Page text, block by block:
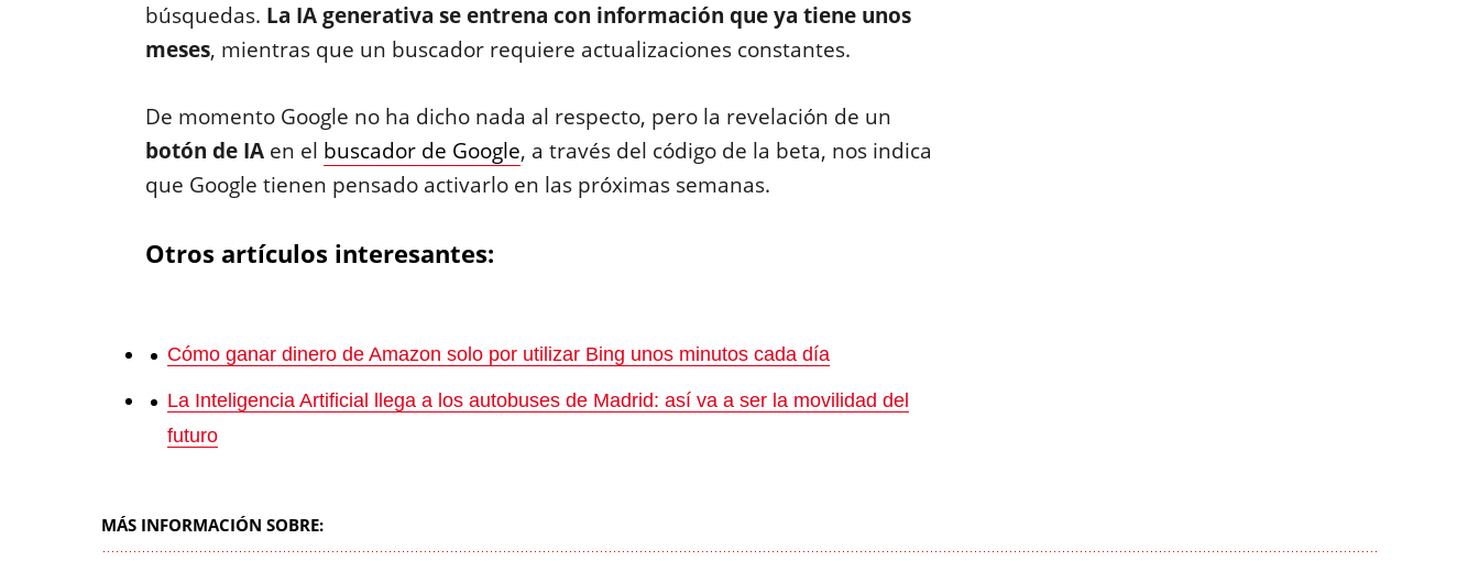
búsquedas. La IA generativa se entrena con información que ya tiene unos
meses, mientras que un buscador requiere actualizaciones constantes.
De momento Google no ha dicho nada al respecto, pero la revelación de un
botón de IAen el buscador de Google, a través del código de la beta, nos indica
que Google tienen pensado activarlo en las próximas semanas.
Otros artículos interesantes:
Cómo ganar dinero de Amazon solo por utilizar Bing unos minutos cada día
La Inteligencia Artificial llega a los autobuses de Madrid: así va a ser la movilidad del
futuro
MÁS INFORMACIÓN SOBRE: